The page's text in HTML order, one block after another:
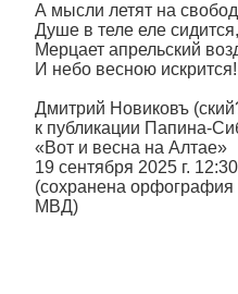
А мысли летят на
Душе в теле еле сидится,
Мерцает апрельский
И небо весною искрится!
Дмитрий Новиковъ
к публикации Папина-
«Вот и весна на Алтае»
19 сентября 2025 г. 12:30
(сохранена орфография
МВД)